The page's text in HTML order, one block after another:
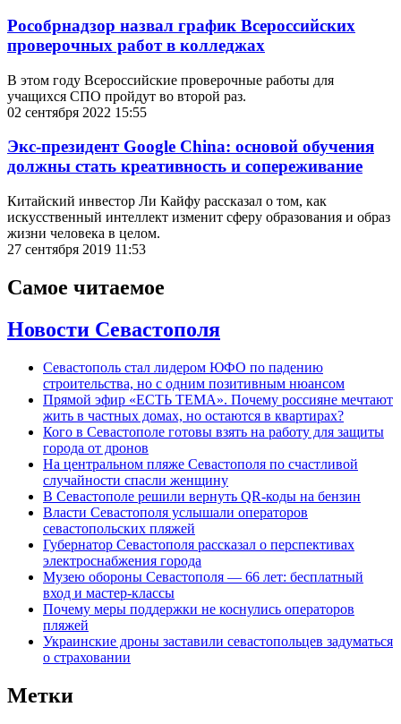
Рособрнадзор назвал график Всероссийских
проверочных работ в колледжах
В этом году Всероссийские проверочные работы для
учащихся СПО пройдут во второй раз.
02 сентября 2022 15:55
Экс-президент Google China: основой обучения
должны стать креативность и сопереживание
Китайский инвестор Ли Кайфу рассказал о том, как
искусственный интеллект изменит сферу образования и образ
жизни человека в целом.
27 сентября 2019 11:53
Самое читаемое
Новости Севастополя
Севастополь стал лидером ЮФО по падению
строительства, но с одним позитивным нюансом
Прямой эфир «ЕСТЬ ТЕМА». Почему россияне мечтают
жить в частных домах, но остаются в квартирах?
Кого в Севастополе готовы взять на работу для защиты
города от дронов
На центральном пляже Севастополя по счастливой
случайности спасли женщину
В Севастополе решили вернуть QR-коды на бензин
Власти Севастополя услышали операторов
севастопольских пляжей
Губернатор Севастополя рассказал о перспективах
электроснабжения города
Музею обороны Севастополя — 66 лет: бесплатный
вход и мастер-классы
Почему меры поддержки не коснулись операторов
пляжей
Украинские дроны заставили севастопольцев задуматься
о страховании
Метки